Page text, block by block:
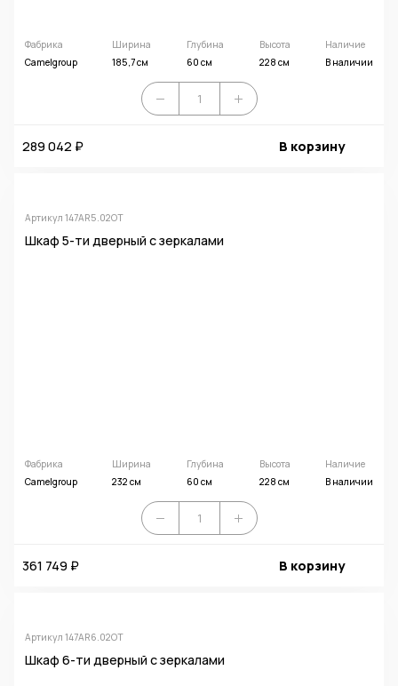
Фабрика
Camelgroup
Ширина
185,7 см
Глубина
60 см
Высота
228 см
Наличие
В наличии
289 042 ₽ В корзину
Артикул 147AR5.02OT
Шкаф 5-ти дверный с зеркалами
Фабрика
Camelgroup
Ширина
232 см
Глубина
60 см
Высота
228 см
Наличие
В наличии
361 749 ₽ В корзину
Артикул 147AR6.02OT
Шкаф 6-ти дверный с зеркалами